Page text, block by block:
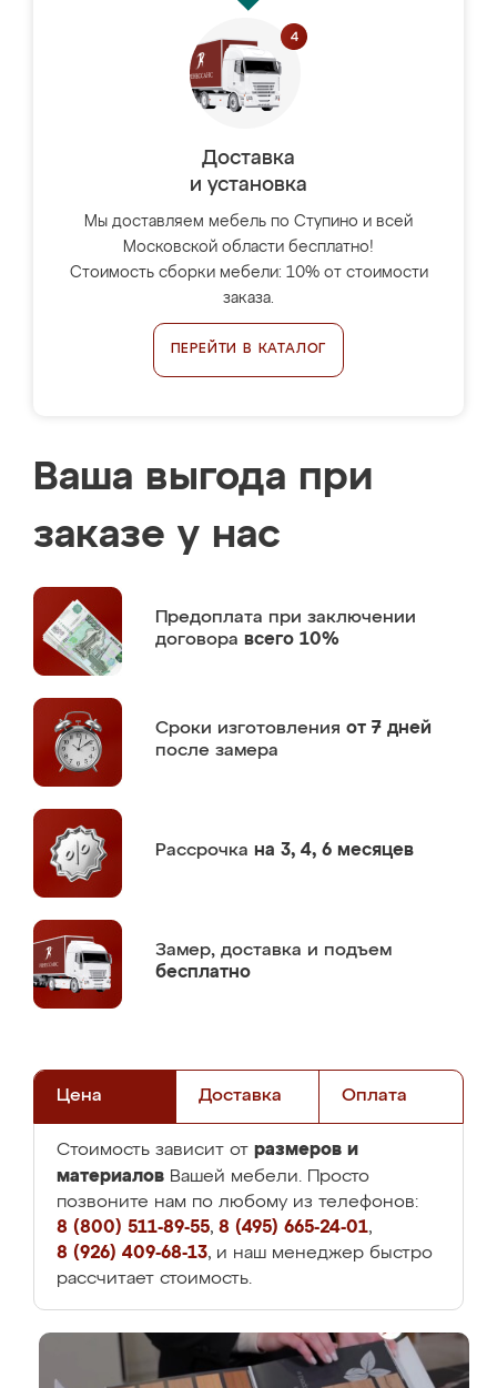
Доставка
и установка
Мы доставляем мебель по Ступино и всей
Московской области бесплатно!
Стоимость сборки мебели: 10% от стоимости
заказа.
ПЕРЕЙТИ В КАТАЛОГ
Ваша выгода при
заказе у нас
Предоплата при заключении
договора всего 10%
Сроки изготовления от 7 дней
после замера
Рассрочка на 3, 4, 6 месяцев
Замер, доставка и подъем
бесплатно
Цена Доставка Оплата
Стоимость зависит от размеров и
материалов Вашей мебели. Просто
позвоните нам по любому из телефонов:
8 (800) 511-89-55, 8 (495) 665-24-01,
8 (926) 409-68-13, и наш менеджер быстро
рассчитает стоимость.